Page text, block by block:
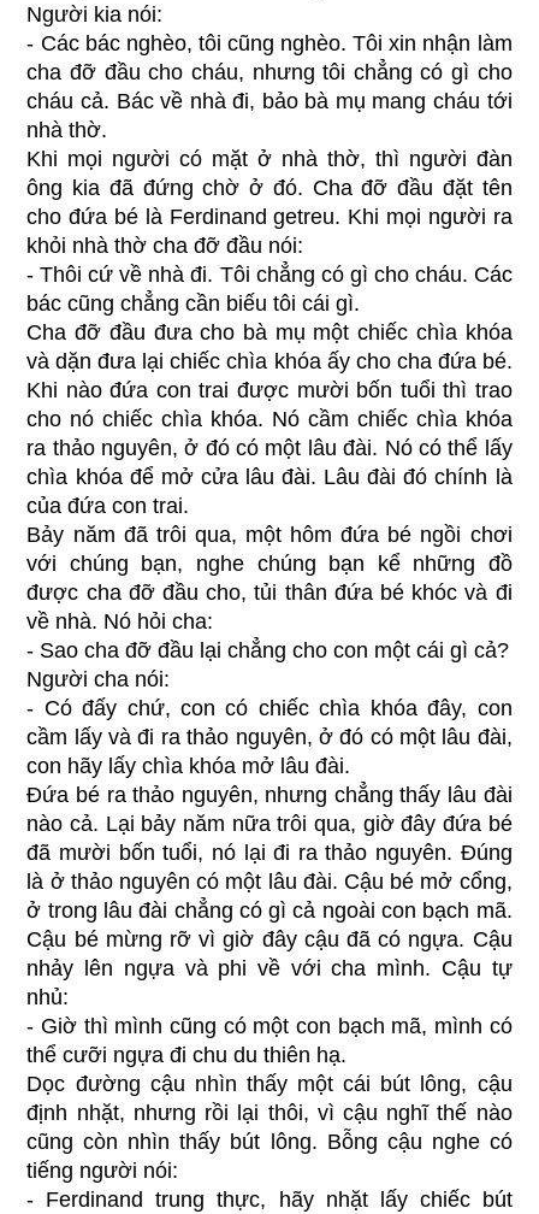
Người kia nói:
- Các bác nghèo, tôi cũng nghèo. Tôi xin nhận làm
cha đỡ đầu cho cháu, nhưng tôi chẳng có gì cho
cháu cả. Bác về nhà đi, bảo bà mụ mang cháu tới
nhà thờ.
Khi mọi người có mặt ở nhà thờ, thì người đàn
ông kia đã đứng chờ ở đó. Cha đỡ đầu đặt tên
cho đứa bé là Ferdinand getreu. Khi mọi người ra
khỏi nhà thờ cha đỡ đầu nói:
- Thôi cứ về nhà đi. Tôi chẳng có gì cho cháu. Các
bác cũng chẳng cần biếu tôi cái gì.
Cha đỡ đầu đưa cho bà mụ một chiếc chìa khóa
và dặn đưa lại chiếc chìa khóa ấy cho cha đứa bé.
Khi nào đứa con trai được mười bốn tuổi thì trao
cho nó chiếc chìa khóa. Nó cầm chiếc chìa khóa
ra thảo nguyên, ở đó có một lâu đài. Nó có thể lấy
chìa khóa để mở cửa lâu đài. Lâu đài đó chính là
của đứa con trai.
Bảy năm đã trôi qua, một hôm đứa bé ngồi chơi
với chúng bạn, nghe chúng bạn kể những đồ
được cha đỡ đầu cho, tủi thân đứa bé khóc và đi
về nhà. Nó hỏi cha:
- Sao cha đỡ đầu lại chẳng cho con một cái gì cả?
Người cha nói:
- Có đấy chứ, con có chiếc chìa khóa đây, con
cầm lấy và đi ra thảo nguyên, ở đó có một lâu đài,
con hãy lấy chìa khóa mở lâu đài.
Đứa bé ra thảo nguyên, nhưng chẳng thấy lâu đài
nào cả. Lại bảy năm nữa trôi qua, giờ đây đứa bé
đã mười bốn tuổi, nó lại đi ra thảo nguyên. Đúng
là ở thảo nguyên có một lâu đài. Cậu bé mở cổng,
ở trong lâu đài chẳng có gì cả ngoài con bạch mã.
Cậu bé mừng rỡ vì giờ đây cậu đã có ngựa. Cậu
nhảy lên ngựa và phi về với cha mình. Cậu tự
nhủ:
- Giờ thì mình cũng có một con bạch mã, mình có
thể cưỡi ngựa đi chu du thiên hạ.
Dọc đường cậu nhìn thấy một cái bút lông, cậu
định nhặt, nhưng rồi lại thôi, vì cậu nghĩ thế nào
cũng còn nhìn thấy bút lông. Bỗng cậu nghe có
tiếng người nói:
- Ferdinand trung thực, hãy nhặt lấy chiếc bút